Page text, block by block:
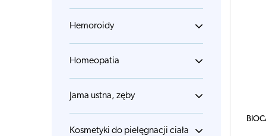
Hemoroidy
Homeopatia
Jama ustna, zęby
Kosmetyki do pielęgnacji ciała